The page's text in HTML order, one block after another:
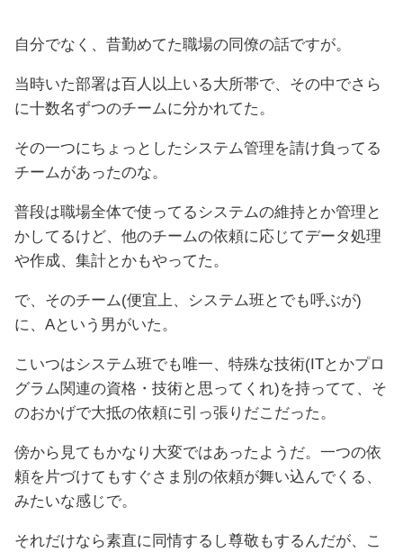
自分でなく、昔勤めてた職場の同僚の話ですが。
当時いた部署は百人以上いる大所帯で、その中でさら
に十数名ずつのチームに分かれてた。
その一つにちょっとしたシステム管理を請け負ってる
チームがあったのな。
普段は職場全体で使ってるシステムの維持とか管理と
かしてるけど、他のチームの依頼に応じてデータ処理
や作成、集計とかもやってた。
で、そのチーム(便宜上、システム班とでも呼ぶが)
に、Aという男がいた。
こいつはシステム班でも唯一、特殊な技術(ITとかプロ
グラム関連の資格・技術と思ってくれ)を持ってて、そ
のおかげで大抵の依頼に引っ張りだこだった。
傍から見てもかなり大変ではあったようだ。一つの依
頼を片づけてもすぐさま別の依頼が舞い込んでくる、
みたいな感じで。
それだけなら素直に同情するし尊敬もするんだが、こ